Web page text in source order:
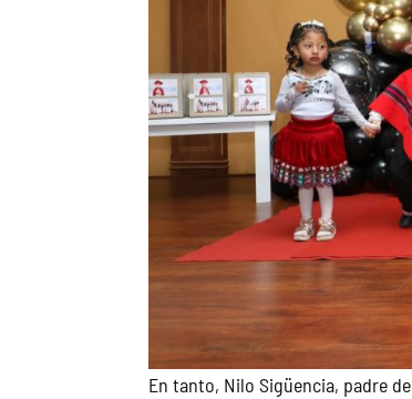
En tanto, Nilo Sigüencia, padre